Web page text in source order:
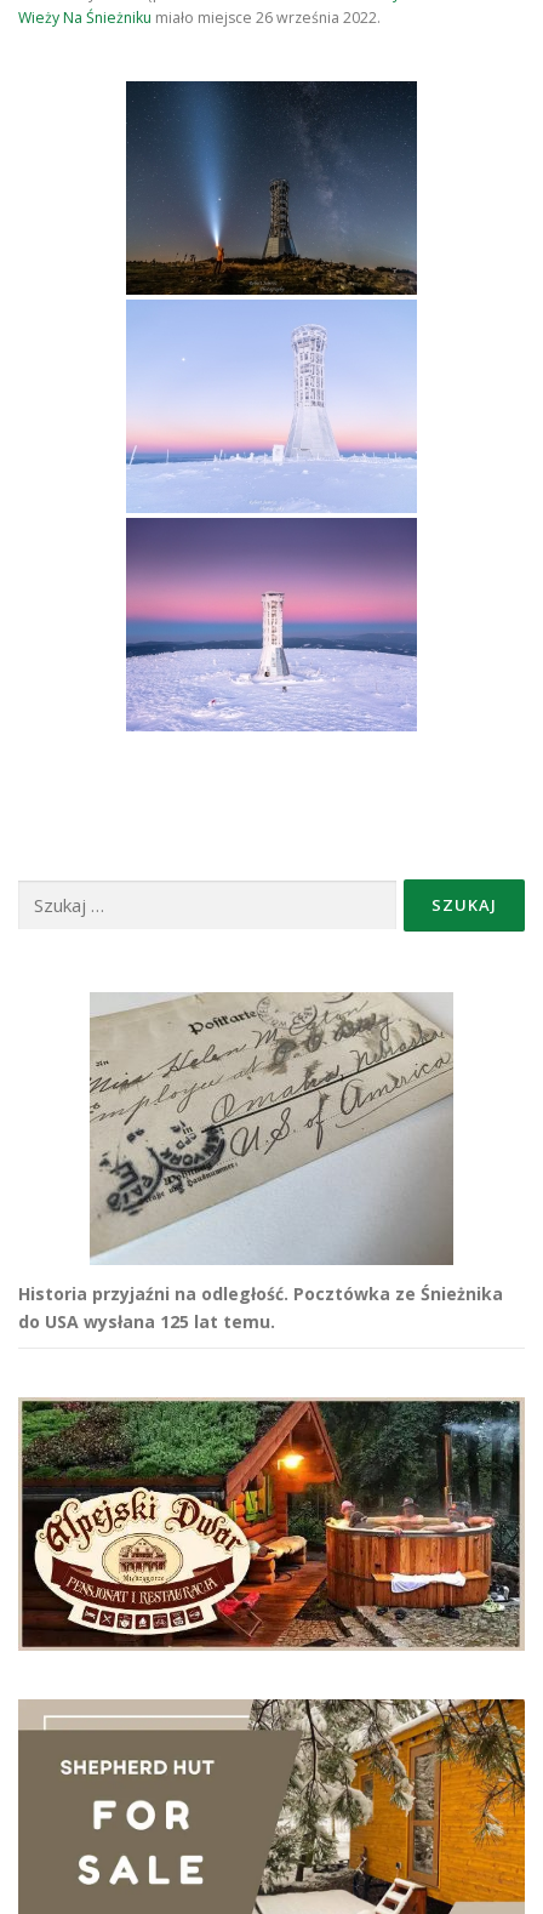
Wieży Na Śnieżniku miało miejsce 26 września 2022.
Historia przyjaźni na odległość. Pocztówka ze Śnieżnika
do USA wysłana 125 lat temu.